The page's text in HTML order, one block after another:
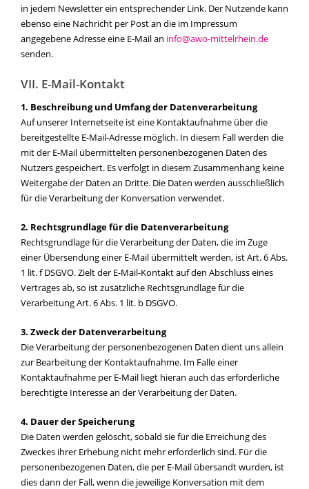
in jedem Newsletter ein entsprechender Link. Der Nutzende kann
ebenso eine Nachricht per Post an die im Impressum
angegebene Adresse eine E-Mail an info@awo-mittelrhein.de
senden.
VII. E-Mail-Kontakt
1. Beschreibung und Umfang der Datenverarbeitung
Auf unserer Internetseite ist eine Kontaktaufnahme über die
bereitgestellte E-Mail-Adresse möglich. In diesem Fall werden die
mit der E-Mail übermittelten personenbezogenen Daten des
Nutzers gespeichert. Es verfolgt in diesem Zusammenhang keine
Weitergabe der Daten an Dritte. Die Daten werden ausschließlich
für die Verarbeitung der Konversation verwendet.
2. Rechtsgrundlage für die Datenverarbeitung
Rechtsgrundlage für die Verarbeitung der Daten, die im Zuge
einer Übersendung einer E-Mail übermittelt werden, ist Art. 6 Abs.
1 lit. f DSGVO. Zielt der E-Mail-Kontakt auf den Abschluss eines
Vertrages ab, so ist zusätzliche Rechtsgrundlage für die
Verarbeitung Art. 6 Abs. 1 lit. b DSGVO.
3. Zweck der Datenverarbeitung
Die Verarbeitung der personenbezogenen Daten dient uns allein
zur Bearbeitung der Kontaktaufnahme. Im Falle einer
Kontaktaufnahme per E-Mail liegt hieran auch das erforderliche
berechtigte Interesse an der Verarbeitung der Daten.
4. Dauer der Speicherung
Die Daten werden gelöscht, sobald sie für die Erreichung des
Zweckes ihrer Erhebung nicht mehr erforderlich sind. Für die
personenbezogenen Daten, die per E-Mail übersandt wurden, ist
dies dann der Fall, wenn die jeweilige Konversation mit dem